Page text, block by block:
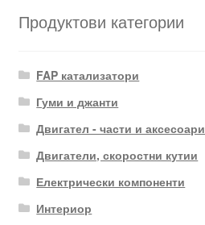
Продуктови категории
FAP катализатори
Гуми и джанти
Двигател - части и аксесоари
Двигатели, скоростни кутии
Електрически компоненти
Интериор